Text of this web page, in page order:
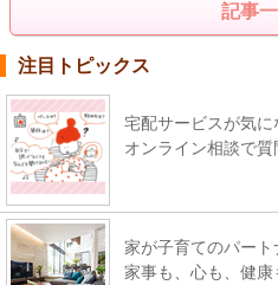
記事
注目トピックス
宅配サービスが気に
オンライン相談で
家が子育てのパート
家事も、心も、健